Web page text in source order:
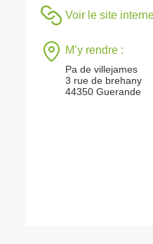
Voir le site
M’y rendre :
Pa de villejames
3 rue de brehany
44350 Guerande